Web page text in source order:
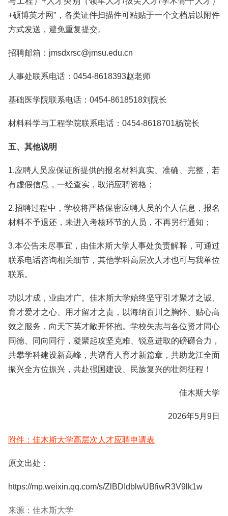
+硕博英才网”，各类证件扫描件可粘贴于一个文档后以附件
方式发送，避免重复提交。
招聘邮箱：jmsdxrsc@jmsu.edu.cn
人事处联系电话：0454-8618393赵老师
基础医学院联系电话：0454-8618518刘院长
材料科学与工程学院联系电话：0454-8618701杨院长
五、其他说明
1.应聘人员应保证所提供的报名材料真实、准确、完整，若
有虚假信息，一经查实，取消应聘资格；
2.招聘过程中，学校将严格保密应聘人员的个人信息，报名
材料不予退还，未进入考核环节的人员，不再另行通知；
3.本公告未尽事宜，由佳木斯大学人事处负责解释，可通过
联系电话咨询相关细节，其他学科高层次人才也可与我单位
联系。
功以才成，业由才广。佳木斯大学始终坚守引才聚才之诚、
育才爱才之心、用才留才之责，以海纳百川之胸怀、贴心高
效之服务，向天下英才敞开怀抱。学校矢志与各位贤才同心
同德、同向同行，凝聚起攻坚克难、锐意进取的磅礴合力，
共攀学科建设新高峰，共谱育人育才新篇章，共助龙江全面
振兴全方位振兴，共赴强国建设、民族复兴的壮阔征程！
佳木斯大学
2026年5月9日
附件：佳木斯大学高层次人才应聘申请表
原文出处：
https://mp.weixin.qq.com/s/ZlBDIdblwUBfiwR3V9lk1w
来源：佳木斯大学